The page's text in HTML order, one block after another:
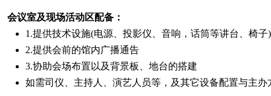
会议室及现场活动区配备：
1.提供技术设施(电源、投影仪、音响，话筒等讲台、椅子
2.提供会前的馆内广播通告
3.协助会场布置以及背景板、地台的搭建
如需司仪、主持人、演艺人员等，及其它设备配置与主办